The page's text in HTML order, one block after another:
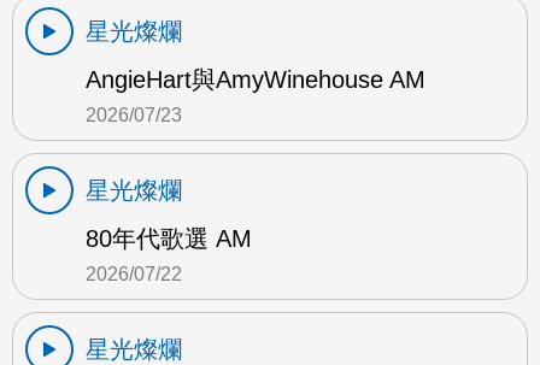
星光燦爛
AngieHart與AmyWinehouse AM
2026/07/23
星光燦爛
80年代歌選 AM
2026/07/22
星光燦爛